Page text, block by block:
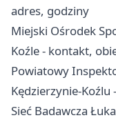
adres, godziny
Miejski Ośrodek
Koźle - kontakt,
Powiatowy
Kędzierzynie-Koźlu
Sieć Badawcza